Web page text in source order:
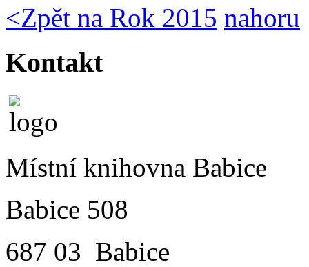
<Zpět na Rok 2015 nahoru
Kontakt
Místní knihovna Babice
Babice 508
687 03 Babice